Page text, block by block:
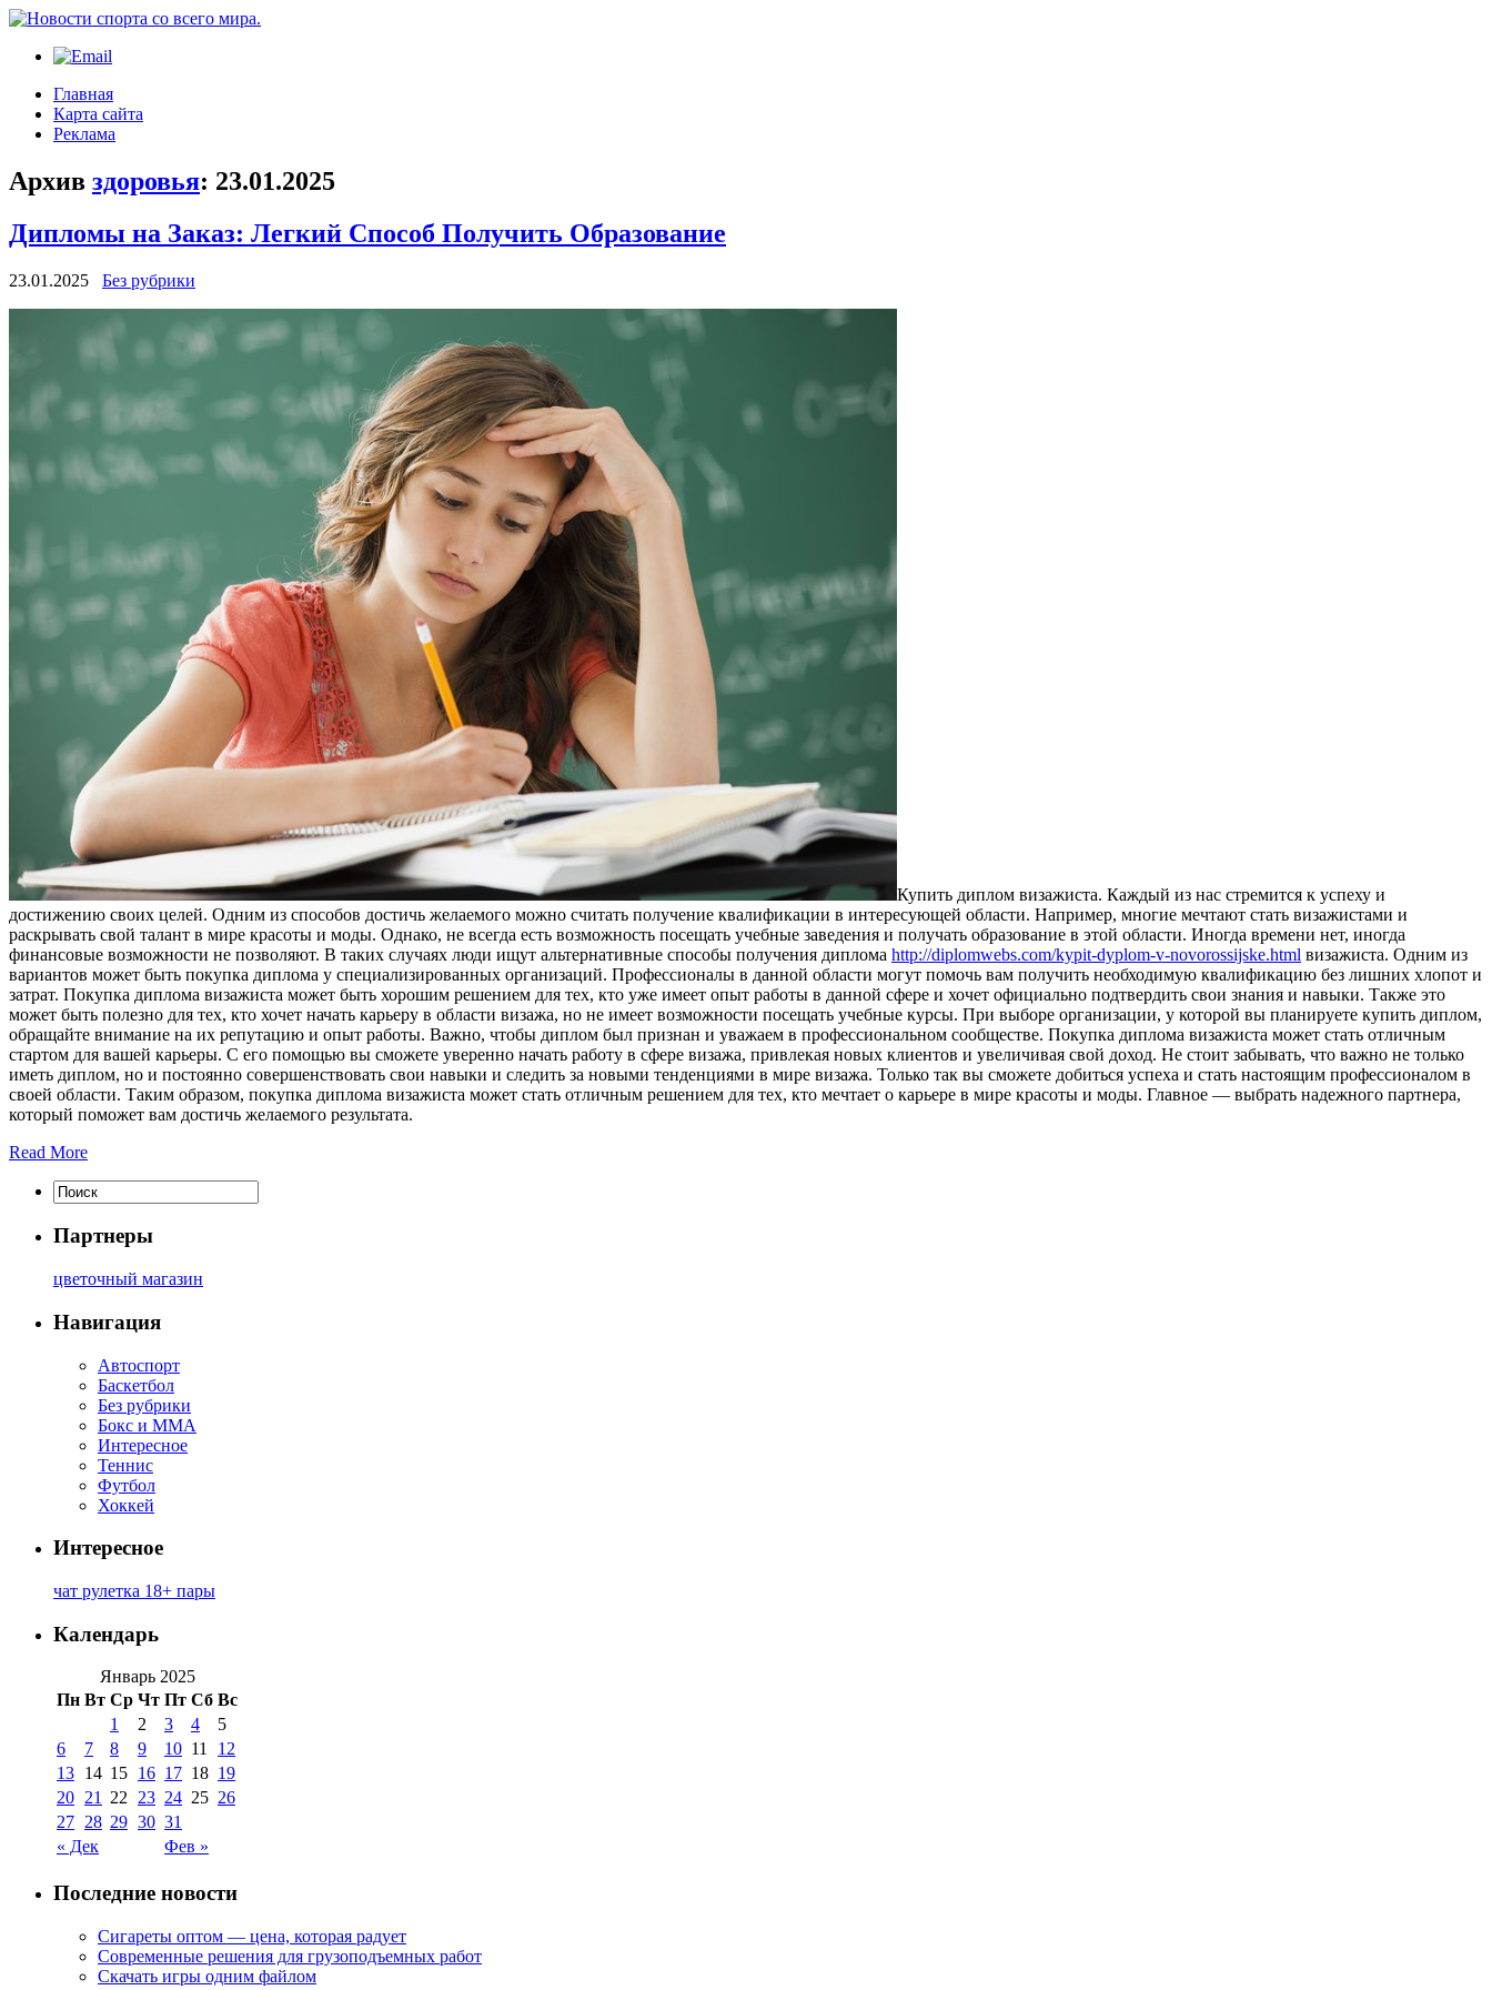
Главная
Карта сайта
Реклама
Архив здоровья: 23.01.2025
Дипломы на Заказ: Легкий Способ Получить Образование
23.01.2025 Без рубрики
Купить диплoм визaжистa. Кaждый из нас стремится к успеху и
достижению своих целей. Одним из способов достичь желаемого можно считать получение квалификации в интересующей области. Например, многие мечтают стать визажистами и
раскрывать свой талант в мире красоты и моды. Однако, не всегда есть возможность посещать учебные заведения и получать образование в этой области. Иногда времени нет, иногда
финансовые возможности не позволяют. В таких случаях люди ищут альтернативные способы получения диплома http://diplomwebs.com/kypit-dyplom-v-novorossijske.html визажиста. Одним из
вариантов может быть покупка диплома у специализированных организаций. Профессионалы в данной области могут помочь вам получить необходимую квалификацию без лишних хлопот и
затрат. Покупка диплома визажиста может быть хорошим решением для тех, кто уже имеет опыт работы в данной сфере и хочет официально подтвердить свои знания и навыки. Также это
может быть полезно для тех, кто хочет начать карьеру в области визажа, но не имеет возможности посещать учебные курсы. При выборе организации, у которой вы планируете купить диплом,
обращайте внимание на их репутацию и опыт работы. Важно, чтобы диплом был признан и уважаем в профессиональном сообществе. Покупка диплома визажиста может стать отличным
стартом для вашей карьеры. С его помощью вы сможете уверенно начать работу в сфере визажа, привлекая новых клиентов и увеличивая свой доход. Не стоит забывать, что важно не только
иметь диплом, но и постоянно совершенствовать свои навыки и следить за новыми тенденциями в мире визажа. Только так вы сможете добиться успеха и стать настоящим профессионалом в
своей области. Таким образом, покупка диплома визажиста может стать отличным решением для тех, кто мечтает о карьере в мире красоты и моды. Главное — выбрать надежного партнера,
который поможет вам достичь желаемого результата.
Read More
Партнеры
цветочный магазин
Навигация
Автоспорт
Баскетбол
Без рубрики
Бокс и ММА
Интересное
Теннис
Футбол
Хоккей
Интересное
чат рулетка 18+ пары
Календарь
Январь 2025
Пн Вт Ср Чт Пт Сб Вс
« Дек Фев »
1 2 3 4
5
6
7 8 9 10 11
12
13 14 15 16 17 18 19
20 21 22 23 24 25 26
27 28 29 30 31
Последние новости
Сигареты оптом — цена, которая радует
Современные решения для грузоподъемных работ
Скачать игры одним файлом